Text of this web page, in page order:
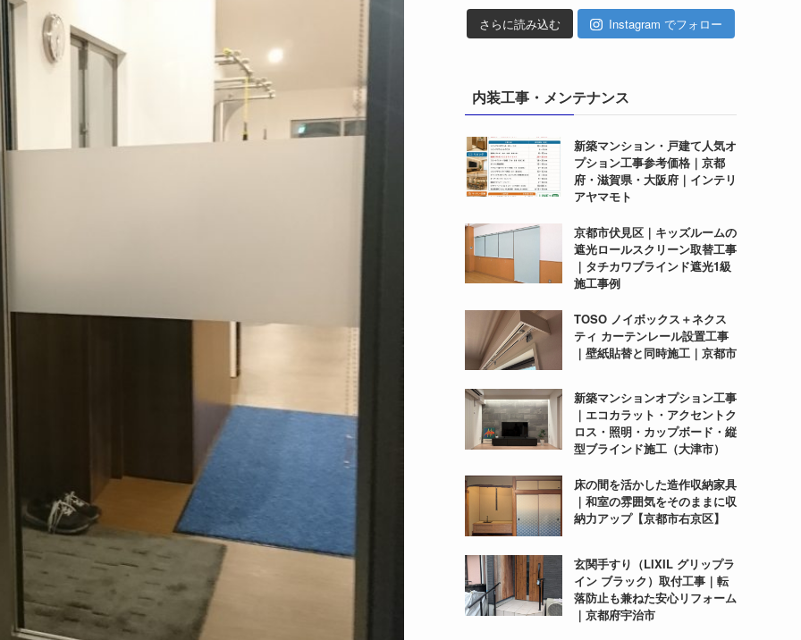
さらに読み込む Instagram でフォロー
内装工事・メンテナンス
新築マンション・戸建て人気オ
プション工事参考価格｜京都
府・滋賀県・大阪府｜インテリ
アヤマモト
京都市伏見区｜キッズルームの
遮光ロールスクリーン取替工事
｜タチカワブラインド遮光1級
施工事例
TOSO ノイボックス＋ネクス
ティ カーテンレール設置工事
｜壁紙貼替と同時施工｜京都市
新築マンションオプション工事
｜エコカラット・アクセントク
ロス・照明・カップボード・縦
型ブラインド施工（大津市）
床の間を活かした造作収納家具
｜和室の雰囲気をそのままに収
納力アップ【京都市右京区】
玄関手すり（LIXIL グリップラ
イン ブラック）取付工事｜転
落防止も兼ねた安心リフォーム
｜京都府宇治市